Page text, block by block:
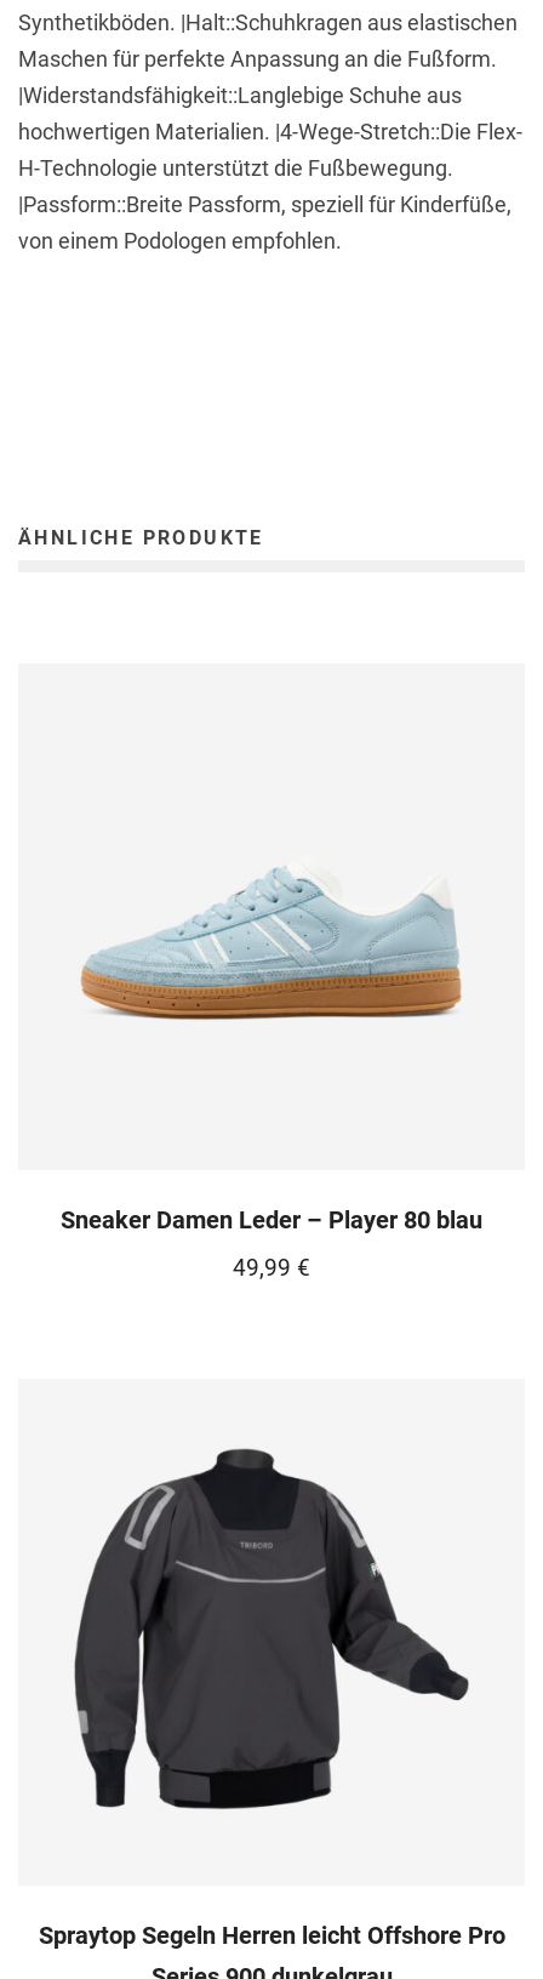
Synthetikböden. |Halt::Schuhkragen aus elastischen
Maschen für perfekte Anpassung an die Fußform.
|Widerstandsfähigkeit::Langlebige Schuhe aus
hochwertigen Materialien. |4-Wege-Stretch::Die Flex-
H-Technologie unterstützt die Fußbewegung.
|Passform::Breite Passform, speziell für Kinderfüße,
von einem Podologen empfohlen.
ÄHNLICHE PRODUKTE
Sneaker Damen Leder – Player 80 blau
49,99 €
Spraytop Segeln Herren leicht Offshore Pro